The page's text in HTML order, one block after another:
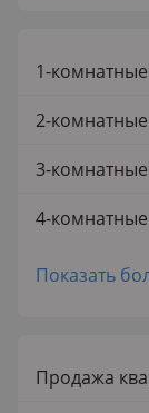
1-
2-
3-
4-
5-комнатные
Показать
Продажа